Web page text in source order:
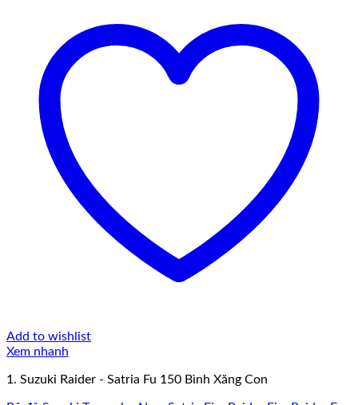
Add to wishlist
Xem nhanh
1. Suzuki Raider - Satria Fu 150 Bình Xăng Con